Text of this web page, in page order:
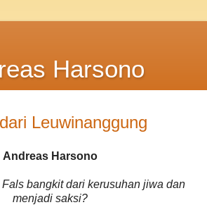
Harsono
Leuwinanggung
Andreas Harsono
bangkit dari kerusuhan jiwa dan
menjadi saksi?